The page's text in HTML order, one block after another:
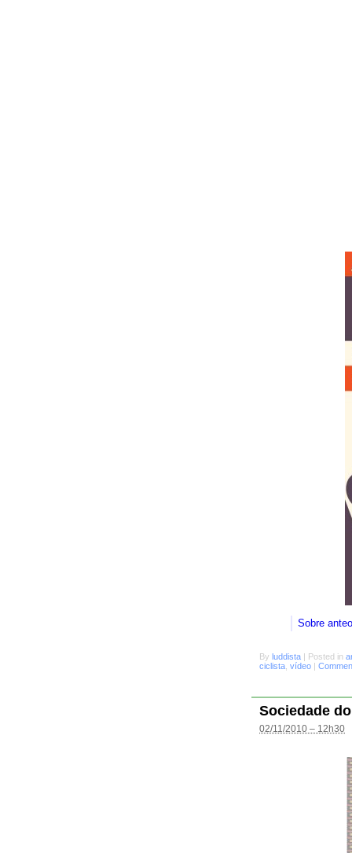
Sobre
By luddista Posted in
ciclista vídeo
Sociedade
02/11/2010 – 12h30